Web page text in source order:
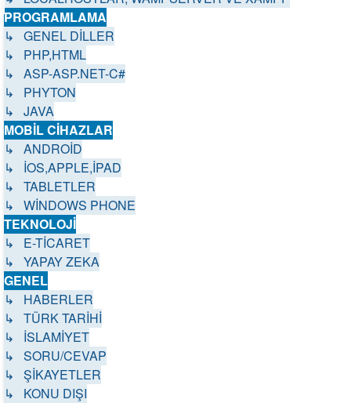
PROGRAMLAMA
↳ GENEL DİLLER
↳ PHP,HTML
↳ ASP-ASP.NET-C#
↳ PHYTON
↳ JAVA
MOBİL CİHAZLAR
↳ ANDROİD
↳ İOS,APPLE,İPAD
↳ TABLETLER
↳ WİNDOWS PHONE
TEKNOLOJİ
↳ E-TİCARET
↳ YAPAY ZEKA
GENEL
↳ HABERLER
↳ TÜRK TARİHİ
↳ İSLAMİYET
↳ SORU/CEVAP
↳ ŞİKAYETLER
↳ KONU DIŞI